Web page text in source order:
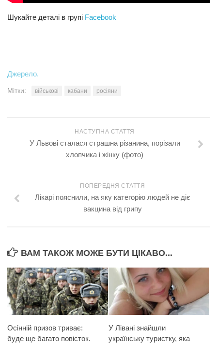
Шукайте деталі в групі Facebook
Джерело.
Мітки: військові кабани росіяни
НАСТУПНА СТАТТЯ
У Львові сталася страшна різанина, порізали
хлопчика і жінку (фото)
ПОПЕРЕДНЯ СТАТТЯ
Лікарі пояснили, на яку категорію людей не діє
вакцина від грипу
ВАМ ТАКОЖ МОЖЕ БУТИ ЦІКАВО...
Осінній призов триває:
буде ще багато повісток.
У Лівані знайшли
українську туристку, яка